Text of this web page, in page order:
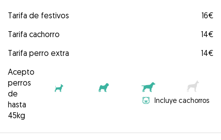
Tarifa de festivos
16€
Tarifa cachorro
14€
Tarifa perro extra
14€
Acepto
perros
de
hasta
45kg
Incluye cachorros